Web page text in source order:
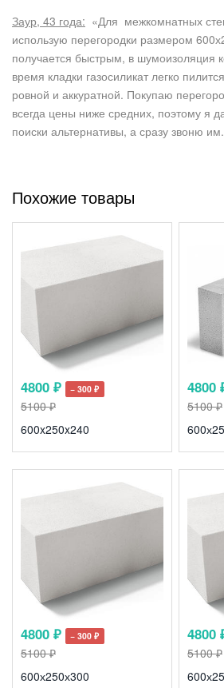
Заур, 43 года: «Для межкомнатных
использую перегородки размером
получается быстрым, в шумоизоляция
время кладки газосиликат легко
ровной и аккуратной. Покупаю
всегда цены ниже средних, поэтому я
поиски альтернативы, а сразу звоню
Похожие товары
4800 ₽ − 300 ₽
5100 ₽
600x250x240
4800
5100 ₽
4800 ₽ − 300 ₽
5100 ₽
600х250х300
4800
5100 ₽